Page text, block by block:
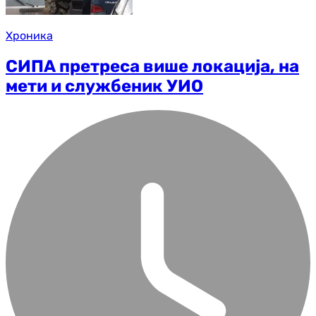
Хроника
СИПА претреса више локација, на
мети и службеник УИО